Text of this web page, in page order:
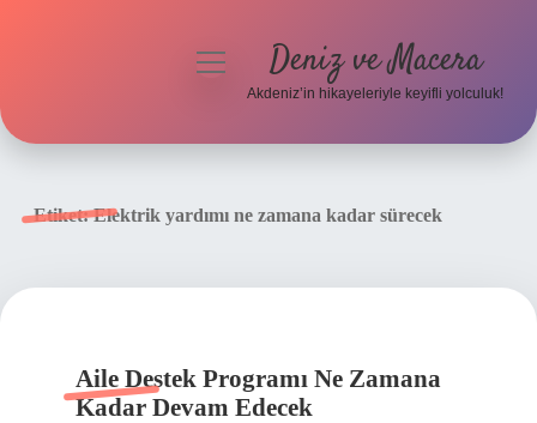
menüyü Deniz ve Macera
Akdeniz’in hikayeleriyle keyifli yolculuk!
Etiket:Elektrik yardımı ne zamana kadar sürecek
Aile Destek Programı Ne Zamana
Kadar Devam Edecek